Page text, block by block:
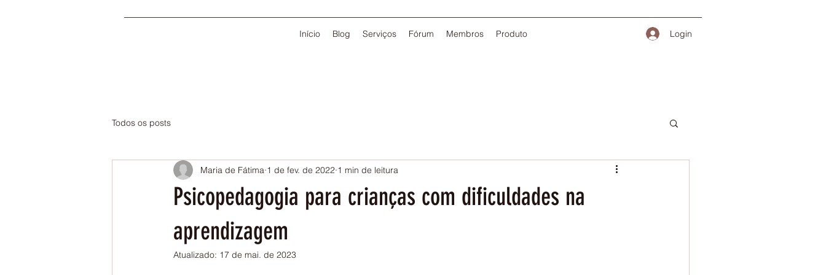
Início Blog Serviços Fórum Membros Produto Login
Todos os posts
Psicopedagogia para crianças com dificuldades na
aprendizagem
Maria de Fátima 1 de fev. de 2022 1 min de leitura
Atualizado: 17 de mai. de 2023